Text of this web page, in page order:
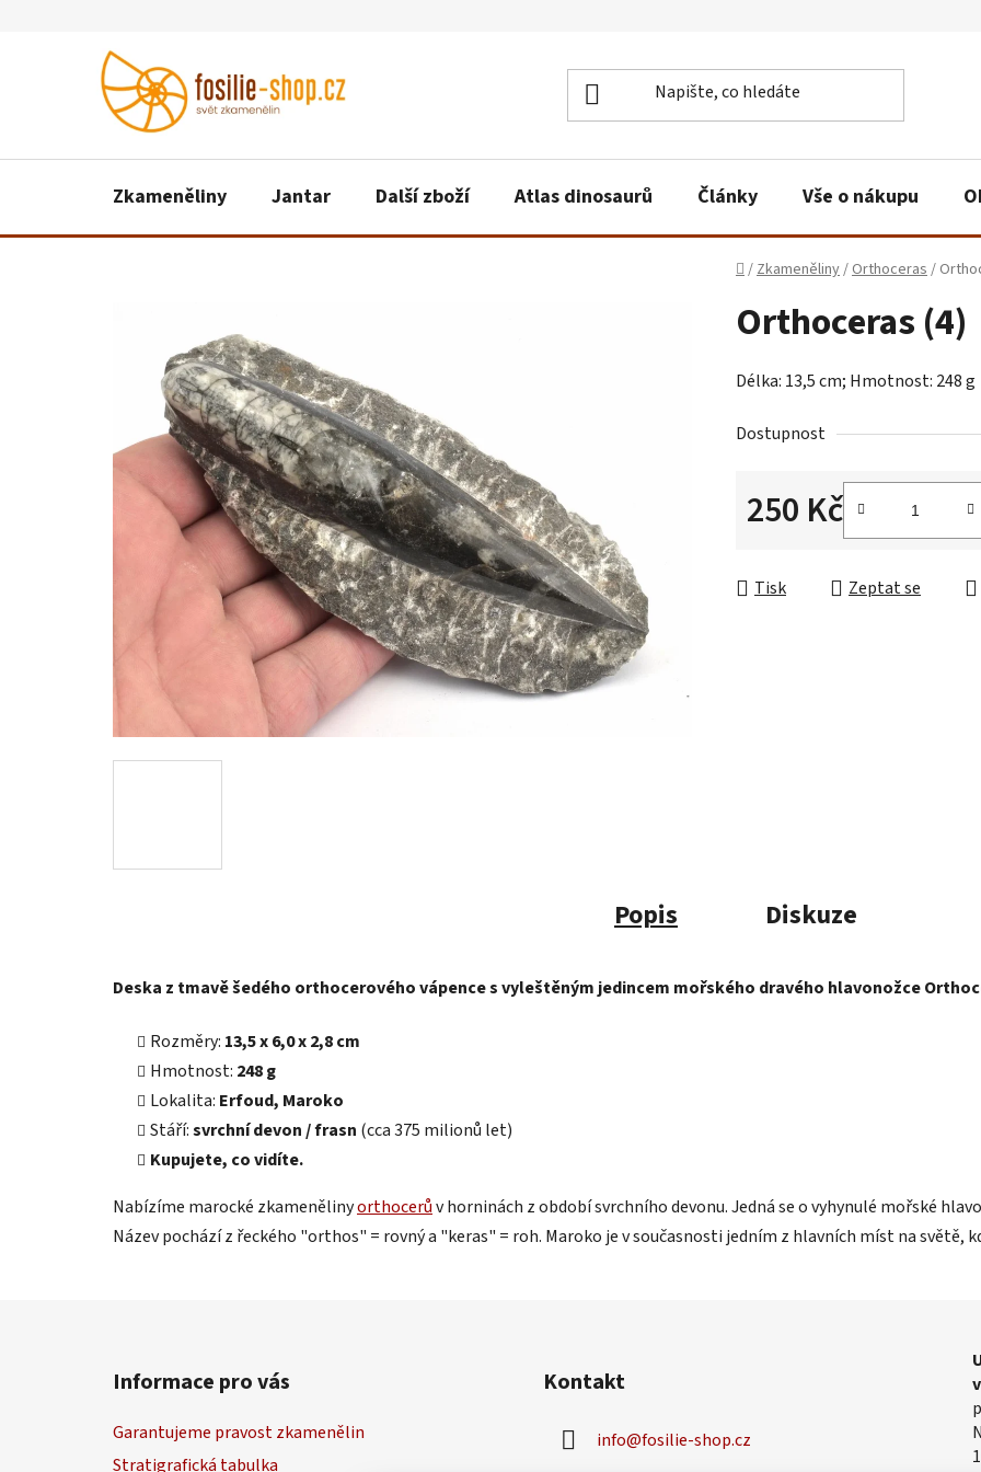
Zkameněliny Jantar Další zboží Atlas dinosaurů Články Vše o nákupu
Domů
/Zkameněliny/Orthoceras/
Orthoceras (4)
Délka: 13,5 cm; Hmotnost: 248 g
Dostupnost
250 Kč
Tisk Zeptat se
Popis Diskuze
Deska z tmavě šedého orthocerového vápence s vyleštěným jedincem mořského dravého hlavonožce
Rozměry: 13,5 x 6,0 x 2,8 cm
Hmotnost: 248 g
Lokalita: Erfoud, Maroko
Stáří:svrchní devon/ frasn (cca 375 milionů let)
Kupujete, co vidíte.
Nabízíme marocké zkamenělinyorthocerův horninách z období svrchního devonu. Jedná se o vyhynulé mořské
Název pochází z řeckého "orthos" = rovný a "keras" = roh. Maroko je v současnosti jedním z hlavních míst na světě,
Informace pro vás
Garantujeme pravost zkamenělin
Stratigrafická tabulka
Kontakt
info@fosilie-shop.cz